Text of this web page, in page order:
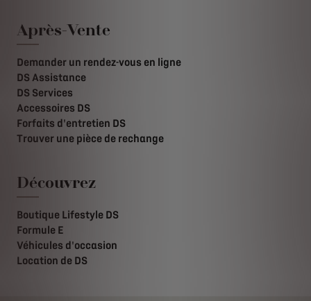
Après-Vente
Demander un rendez-vous en ligne
DS Assistance
DS Services
Accessoires DS
Forfaits d'entretien DS
Trouver une pièce de rechange
Découvrez
Boutique Lifestyle DS
Formule E
Véhicules d'occasion
Location de DS